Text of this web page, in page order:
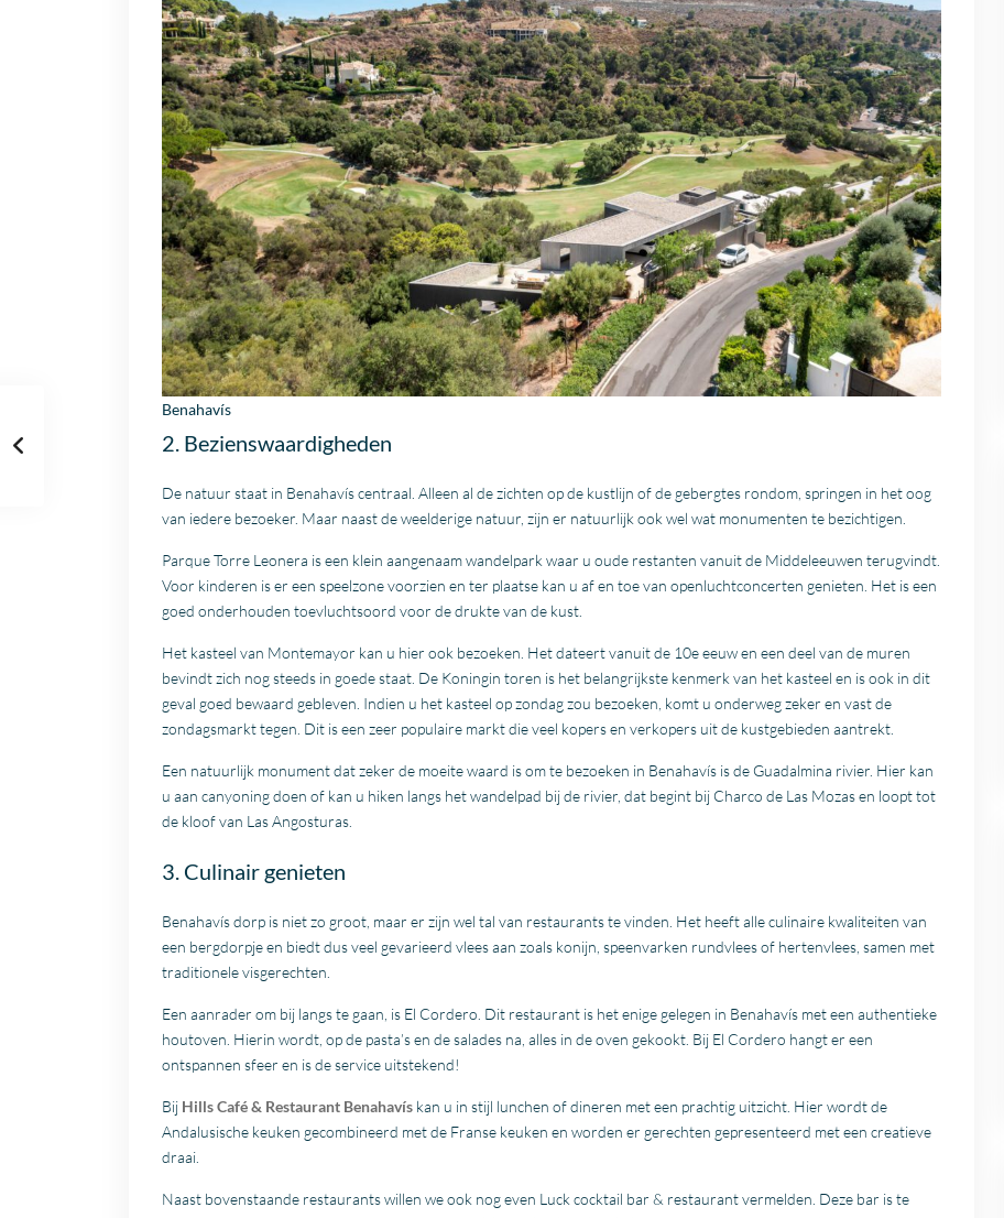
Benahavís
2. Bezienswaardigheden
De natuur staat in Benahavís centraal. Alleen al de zichten op de kustlijn of de gebergtes rondom, springen in het oog
van iedere bezoeker. Maar naast de weelderige natuur, zijn er natuurlijk ook wel wat monumenten te bezichtigen.
Parque Torre Leonera is een klein aangenaam wandelpark waar u oude restanten vanuit de Middeleeuwen terugvindt.
Voor kinderen is er een speelzone voorzien en ter plaatse kan u af en toe van openluchtconcerten genieten. Het is een
goed onderhouden toevluchtsoord voor de drukte van de kust.
Het kasteel van Montemayor kan u hier ook bezoeken. Het dateert vanuit de 10e eeuw en een deel van de muren
bevindt zich nog steeds in goede staat. De Koningin toren is het belangrijkste kenmerk van het kasteel en is ook in dit
geval goed bewaard gebleven. Indien u het kasteel op zondag zou bezoeken, komt u onderweg zeker en vast de
zondagsmarkt tegen. Dit is een zeer populaire markt die veel kopers en verkopers uit de kustgebieden aantrekt.
Een natuurlijk monument dat zeker de moeite waard is om te bezoeken in Benahavís is de Guadalmina rivier. Hier kan
u aan canyoning doen of kan u hiken langs het wandelpad bij de rivier, dat begint bij Charco de Las Mozas en loopt tot
de kloof van Las Angosturas.
3. Culinair genieten
Benahavís dorp is niet zo groot, maar er zijn wel tal van restaurants te vinden. Het heeft alle culinaire kwaliteiten van
een bergdorpje en biedt dus veel gevarieerd vlees aan zoals konijn, speenvarken rundvlees of hertenvlees, samen met
traditionele visgerechten.
Een aanrader om bij langs te gaan, is El Cordero. Dit restaurant is het enige gelegen in Benahavís met een authentieke
houtoven. Hierin wordt, op de pasta’s en de salades na, alles in de oven gekookt. Bij El Cordero hangt er een
ontspannen sfeer en is de service uitstekend!
Bij Hills Café & Restaurant Benahavís kan u in stijl lunchen of dineren met een prachtig uitzicht. Hier wordt de
Andalusische keuken gecombineerd met de Franse keuken en worden er gerechten gepresenteerd met een creatieve
draai.
Naast bovenstaande restaurants willen we ook nog even Luck cocktail bar & restaurant vermelden. Deze bar is te